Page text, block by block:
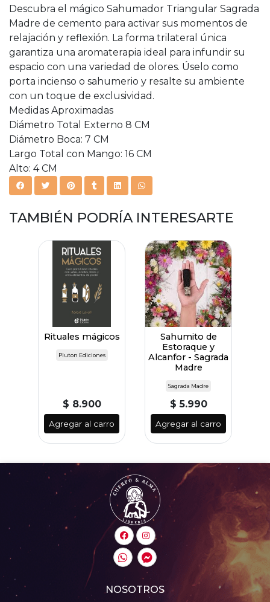
Descubra el mágico Sahumador Triangular Sagrada
Madre de cemento para activar sus momentos de
relajación y reflexión. La forma trilateral única
garantiza una aromaterapia ideal para infundir su
espacio con una variedad de olores. Úselo como
porta incienso o sahumerio y resalte su ambiente
con un toque de exclusividad.
Medidas Aproximadas
Diámetro Total Externo 8 CM
Diámetro Boca: 7 CM
Largo Total con Mango: 16 CM
Alto: 4 CM
TAMBIÉN PODRÍA INTERESARTE
Rituales mágicos
Pluton Ediciones
$ 8.900
Agregar al carro
Sahumito de
Estoraque y
Alcanfor - Sagrada
Madre
Sagrada Madre
$ 5.990
Agregar al carro
NOSOTROS